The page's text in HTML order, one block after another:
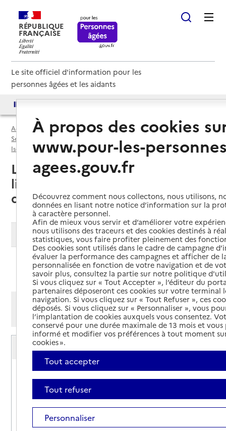
RÉPUBLIQUE
FRANÇAISE
Le site officiel d'information pour les
personnes âgées et les aidants
Accueil
Espace annuaire
Services autonomie à domicile (aide) par département
Isère (38)
Service autonomie à domicile (aide)
La Côte-Saint-André (38260) :
liste des 2 services autonomie à
domicile (aide)
Modifier ma recherche
Ajouter cette recherche aux favoris
Afficher les résultats par:
Mode liste
Mode carte
Service autonomie à domicile (aide)
AD Seniors Nord Isère
Adresse
13 rue des Cordiers
38260-La Côte-Saint-André
07 44 47 60 73
Site internet
À propos des cookies
www.pour-les-
agees.gouv.fr
Découvrez comment nous collectons, nous utilisons,
données en lisant notre notice d’information sur la
à caractère personnel.
Afin de mieux vous servir et d’améliorer votre
nous utilisons des traceurs et des cookies destinés à
statistiques, vous faire profiter pleinement des
Des cookies sont utilisés dans le cadre de campagne
évaluer la performance des campagnes et afficher de
personnalisée en fonction de votre navigation et de
savoir plus, consultez la partie sur notre politique
Si vous cliquez sur « Tout Accepter », l’éditeur du
partenaires déposeront ces cookies sur votre terminal
navigation. Si vous cliquez sur « Tout Refuser », ces
déposés. Si vous cliquez sur « Personnaliser », vous
l’implantation de cookies auxquels vous consentez.
conservé pour une durée maximale de 13 mois et
informé et modifier vos préférences à tout moment
cookies ».
Tout accepter
Tout refuser
Personnaliser